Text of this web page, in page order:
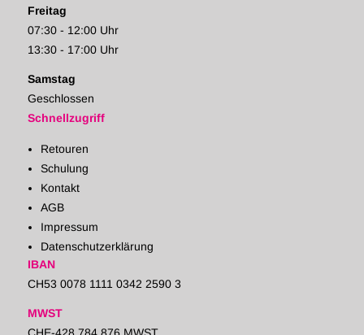
Freitag
07:30 - 12:00 Uhr
13:30 - 17:00 Uhr
Samstag
Geschlossen
Schnellzugriff
Retouren
Schulung
Kontakt
AGB
Impressum
Datenschutzerklärung
IBAN
CH53 0078 1111 0342 2590 3
MWST
CHE-428.784.876 MWST